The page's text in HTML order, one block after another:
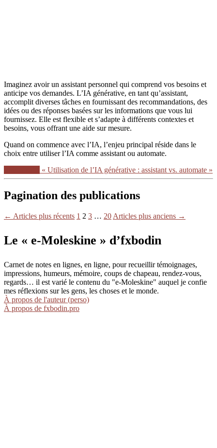
Imaginez avoir un assistant personnel qui comprend vos besoins et
anticipe vos demandes. L’IA générative, en tant qu’assistant,
accomplit diverses tâches en fournissant des recommandations, des
idées ou des réponses basées sur les informations que vous lui
fournissez. Elle est flexible et s’adapte à différents contextes et
besoins, vous offrant une aide sur mesure.
Quand on commence avec l’IA, l’enjeu principal réside dans le
choix entre utiliser l’IA comme assistant ou automate.
« Utilisation de l’IA générative : assistant vs. automate »
Pagination des publications
← Articles plus récents 1 2 3 … 20 Articles plus anciens →
Le « e-Moleskine » d’fxbodin
Carnet de notes en lignes, en ligne, pour recueillir témoignages,
impressions, humeurs, mémoire, coups de chapeau, rendez-vous,
regards… il est varié le contenu du "e-Moleskine" auquel je confie
mes réflexions sur les gens, les choses et le monde.
À propos de l'auteur (perso)
À propos de fxbodin.pro